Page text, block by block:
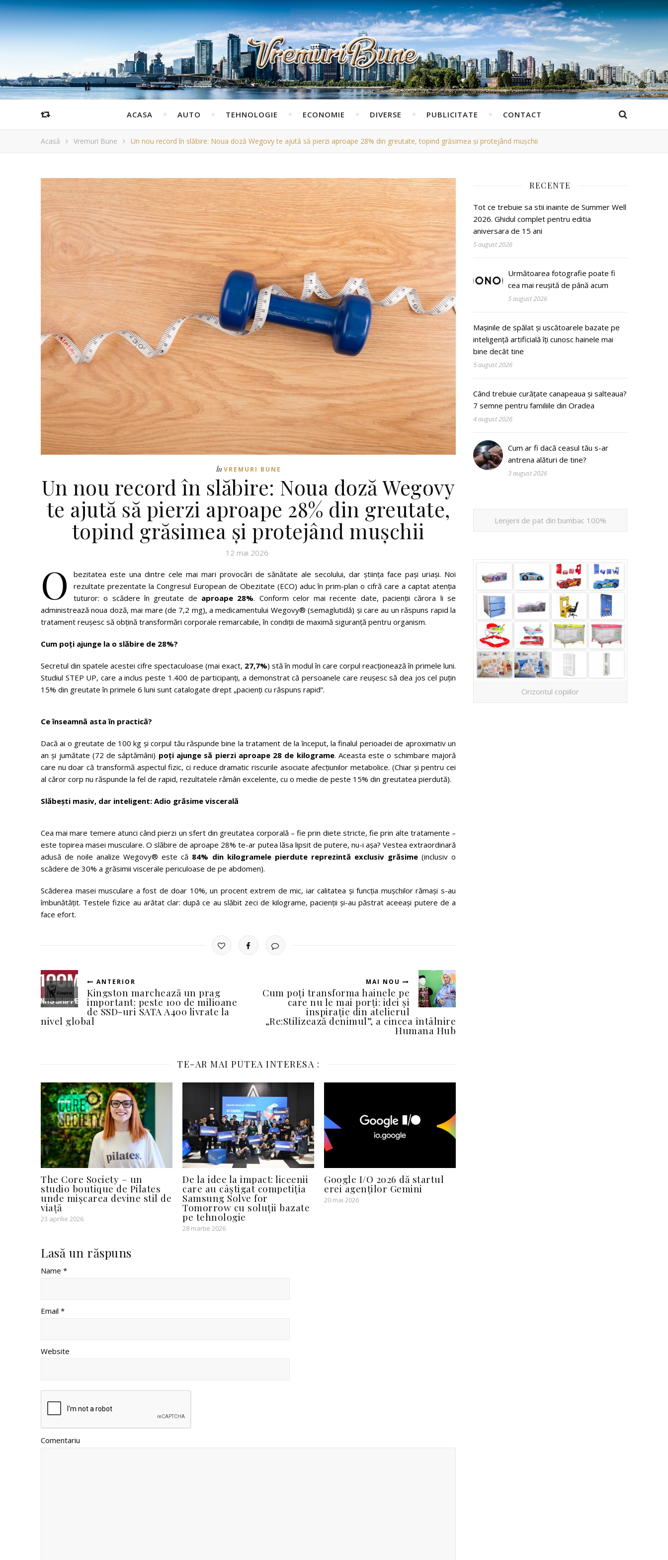
ACASA AUTO TEHNOLOGIE ECONOMIE DIVERSE PUBLICITATE CONTACT
Acasă Vremuri Bune Un nou record în slăbire: Noua doză Wegovy te ajută să pierzi aproape 28% din greutate, topind grăsimea și protejând mușchii
În VREMURI BUNE
Un nou record în slăbire: Noua doză Wegovy
te ajută să pierzi aproape 28% din greutate,
topind grăsimea și protejând mușchii
12 mai 2026
O
bezitatea este una dintre cele mai mari provocări de sănătate ale secolului, dar știința face pași uriași. Noi
rezultate prezentate la Congresul European de Obezitate (ECO) aduc în prim-plan o cifră care a captat atenția
tuturor: o scădere în greutate de aproape 28%. Conform celor mai recente date, pacienții cărora li se
administrează noua doză, mai mare (de 7,2 mg), a medicamentului Wegovy® (semaglutidă) și care au un răspuns rapid la
tratament reușesc să obțină transformări corporale remarcabile, în condiții de maximă siguranță pentru organism.
Cum poți ajunge la o slăbire de 28%?
Secretul din spatele acestei cifre spectaculoase (mai exact, 27,7%) stă în modul în care corpul reacționează în primele luni.
Studiul STEP UP, care a inclus peste 1.400 de participanți, a demonstrat că persoanele care reușesc să dea jos cel puțin
15% din greutate în primele 6 luni sunt catalogate drept „pacienți cu răspuns rapid”.
Ce înseamnă asta în practică?
Dacă ai o greutate de 100 kg și corpul tău răspunde bine la tratament de la început, la finalul perioadei de aproximativ un
an și jumătate (72 de săptămâni) poți ajunge să pierzi aproape 28 de kilograme. Aceasta este o schimbare majoră
care nu doar că transformă aspectul fizic, ci reduce dramatic riscurile asociate afecțiunilor metabolice. (Chiar și pentru cei
al căror corp nu răspunde la fel de rapid, rezultatele rămân excelente, cu o medie de peste 15% din greutatea pierdută).
Slăbești masiv, dar inteligent: Adio grăsime viscerală
Cea mai mare temere atunci când pierzi un sfert din greutatea corporală – fie prin diete stricte, fie prin alte tratamente –
este topirea masei musculare. O slăbire de aproape 28% te-ar putea lăsa lipsit de putere, nu-i așa? Vestea extraordinară
adusă de noile analize Wegovy® este că 84% din kilogramele pierdute reprezintă exclusiv grăsime(inclusiv o
scădere de 30% a grăsimii viscerale periculoase de pe abdomen).
Scăderea masei musculare a fost de doar 10%, un procent extrem de mic, iar calitatea și funcția mușchilor rămași s-au
îmbunătățit. Testele fizice au arătat clar: după ce au slăbit zeci de kilograme, pacienții și-au păstrat aceeași putere de a
face efort.
ANTERIOR
Kingston marchează un prag
important: peste 100 de milioane
de SSD-uri SATA A400 livrate la
nivel global
MAI NOU
Cum poți transforma hainele pe
care nu le mai porți: idei și
inspirație din atelierul
„Re:Stilizează denimul”, a cincea întâlnire
Humana Hub
TE-AR MAI PUTEA INTERESA :
The Core Society – un
studio boutique de Pilates
unde mișcarea devine stil de
viață
23 aprilie 2026
De la idee la impact: liceenii
care au câștigat competiția
Samsung Solve for
Tomorrow cu soluții bazate
pe tehnologie
28 martie 2026
Google I/O 2026 dă startul
erei agenților Gemini
20 mai 2026
Lasă un răspuns
Name *
Email *
Website
Comentariu
RECENTE
Tot ce trebuie sa stii inainte de Summer Well
2026. Ghidul complet pentru editia
aniversara de 15 ani
5 august 2026
Următoarea fotografie poate fi
cea mai reușită de până acum
5 august 2026
Mașinile de spălat și uscătoarele bazate pe
inteligență artificială îți cunosc hainele mai
bine decât tine
5 august 2026
Când trebuie curățate canapeaua și salteaua?
7 semne pentru familiile din Oradea
4 august 2026
Cum ar fi dacă ceasul tău s-ar
antrena alături de tine?
3 august 2026
Lenjerii de pat din bumbac 100%
Orizontul copiilor